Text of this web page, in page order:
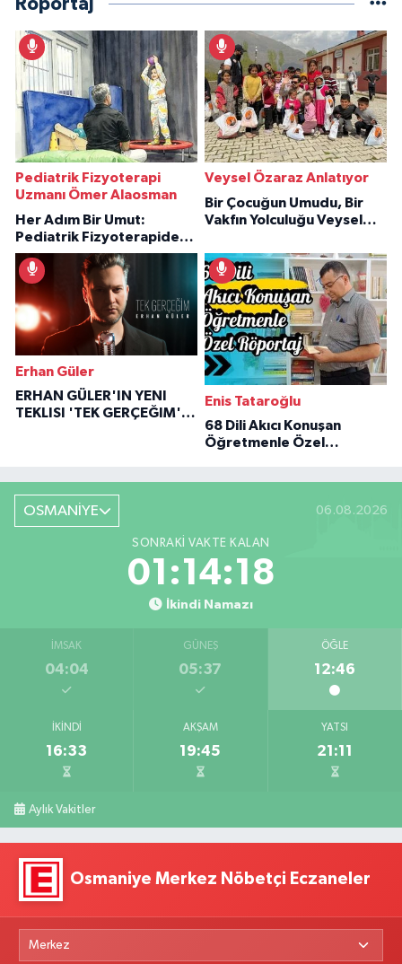
Röportaj
Pediatrik Fizyoterapi
Uzmanı Ömer Alaosman
Her Adım Bir Umut:
Pediatrik Fizyoterapiden
İlham Veren Hikâyeler
Veysel Özaraz Anlatıyor
Bir Çocuğun Umudu, Bir
Vakfın Yolculuğu Veysel
Erhan Güler
ERHAN GÜLER'IN YENI
TEKLISI 'TEK GERÇEĞIM'LE
Enis Tataroğlu
68 Dili Akıcı Konuşan
Öğretmenle Özel
OSMANİYE 06.08.2026
SONRAKI VAKTE KALAN
01:14:17
İkindi Namazı
İMSAK
04:04
GÜNEŞ
05:37
ÖĞLE
12:46
İKINDI
16:33
AKŞAM
19:45
YATSI
21:11
Aylık Vakitler
Osmaniye Merkez Nöbetçi Eczaneler